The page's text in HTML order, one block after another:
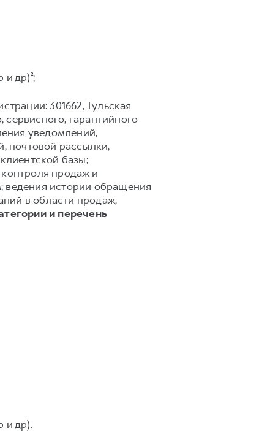
др)²;
301662, Тульская
гарантийного
уведомлений,
почтовой рассылки,
базы;
продаж и
ведения истории обращения
в области продаж,
и перечень
и др).